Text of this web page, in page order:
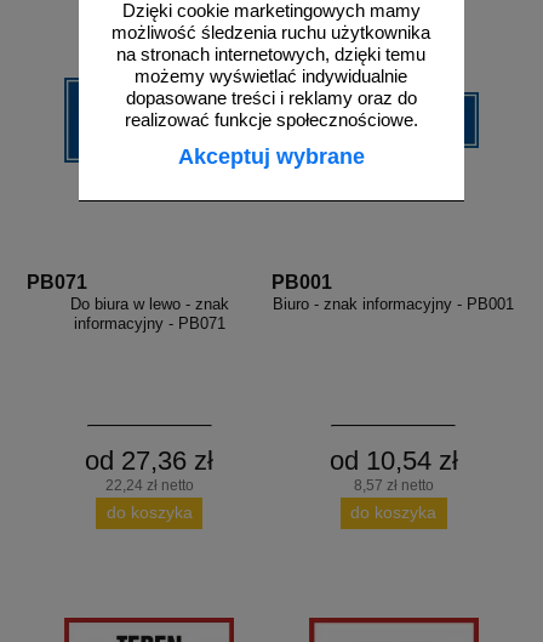
Dzięki cookie marketingowych mamy
możliwość śledzenia ruchu użytkownika
na stronach internetowych, dzięki temu
możemy wyświetlać indywidualnie
dopasowane treści i reklamy oraz do
realizować funkcje społecznościowe.
Akceptuj wybrane
PB071
Do biura w lewo - znak
informacyjny - PB071
od 27,36 zł
22,24 zł netto
do koszyka
PB001
Biuro - znak informacyjny - PB001
od 10,54 zł
8,57 zł netto
do koszyka